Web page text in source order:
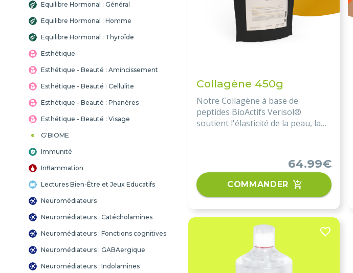
Equilibre Hormonal : Général
Equilibre Hormonal : Homme
Equilibre Hormonal : Thyroïde
Esthétique
Esthétique - Beauté : Amincissement
Esthétique - Beauté : Cellulite
Esthétique - Beauté : Phanères
Esthétique - Beauté : Visage
G'BIOME
Immunité
Inflammation
Lectures Bien-Être et Jeux Educatifs
Neuromédiateurs
Neuromédiateurs : Catécholamines
Neuromédiateurs : Fonctions cognitives
Neuromédiateurs : GABAergique
Neuromédiateurs : Indolamines
Collagène 450g
Notre Collagène à base de
peptides BioActifs Verisol®
soutient l'élasticité de la peau, la
64.99€
COMMANDER